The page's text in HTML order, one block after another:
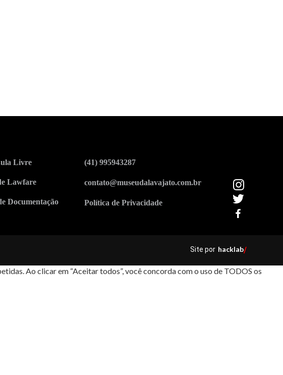
Livre
Lawfare
Documentação
(41) 995943287
contato@museudalavajato.com.br
Política de Privacidade
Site por hacklab/
Ao clicar em “Aceitar todos”, você concorda com o uso de TODOS os